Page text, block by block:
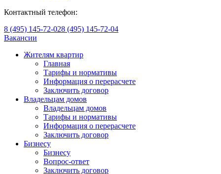
Контактный телефон:
8 (495) 145-72-028 (495) 145-72-04
Вакансии
Жителям квартир
Главная
Тарифы и нормативы
Информация о перерасчете
Заключить договор
Владельцам домов
Владельцам домов
Тарифы и нормативы
Информация о перерасчете
Заключить договор
Бизнесу
Бизнесу
Вопрос-ответ
Заключить договор